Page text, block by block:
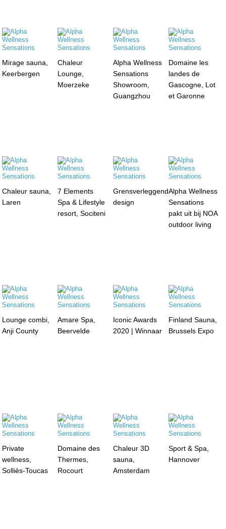
Mirage sauna,
Keerbergen
Chaleur
Lounge,
Moerzeke
Alpha Wellness
Sensations
Showroom,
Guangzhou
Domaine les
landes de
Gascogne, Lot
et Garonne
Chaleur sauna,
Laren
7 Elements
Spa & Lifestyle
resort, Sociteni
Grensverleggend
design
Alpha Wellness
Sensations
pakt uit bij NOA
outdoor living
Lounge combi,
Anji County
Amare Spa,
Beervelde
Iconic Awards
2020 | Winnaar
Finland Sauna,
Brussels Expo
Private
wellness,
Solliès-Toucas
Domaine des
Thermes,
Rocourt
Chaleur 3D
sauna,
Amsterdam
Sport & Spa,
Hannover